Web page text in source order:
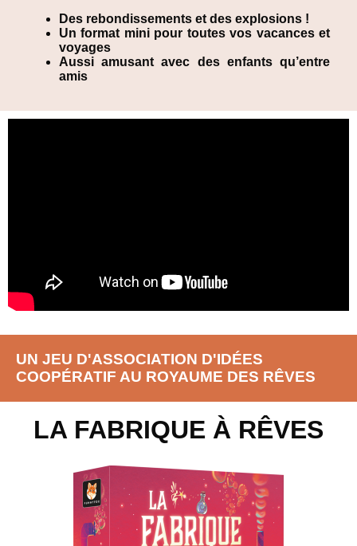
Des rebondissements et des explosions !
Un format mini pour toutes vos vacances et
voyages
Aussi amusant avec des enfants qu’entre
amis
UN JEU D'ASSOCIATION D'IDÉES
COOPÉRATIF AU ROYAUME DES RÊVES
LA FABRIQUE À RÊVES